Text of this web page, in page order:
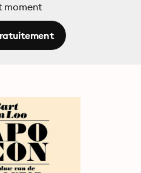
moment